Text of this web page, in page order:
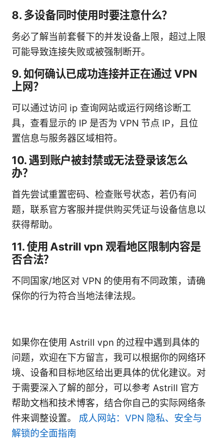
8. 多设备同时使用时要注意什么？
务必了解当前套餐下的并发设备上限，超过上限
可能导致连接失败或被强制断开。
9. 如何确认已成功连接并正在通过 VPN
上网？
可以通过访问 ip 查询网站或运行网络诊断工
具，查看显示的 IP 是否为 VPN 节点 IP，且位
置信息与服务器区域相符。
10. 遇到账户被封禁或无法登录该怎么
办？
首先尝试重置密码、检查账号状态，若仍有问
题，联系官方客服并提供购买凭证与设备信息以
获得帮助。
11. 使用 Astrill vpn 观看地区限制内容是
否合法？
不同国家/地区对 VPN 的使用有不同政策，请确
保你的行为符合当地法律法规。
如果你在使用 Astrill vpn 的过程中遇到具体的
问题，欢迎在下方留言，我可以根据你的网络环
境、设备和目标地区给出更具体的优化建议。对
于需要深入了解的部分，可以参考 Astrill 官方
帮助文档和技术博客，结合你自己的实际网络条
件来调整设置。 成人网站：VPN 隐私、安全与
解锁的全面指南